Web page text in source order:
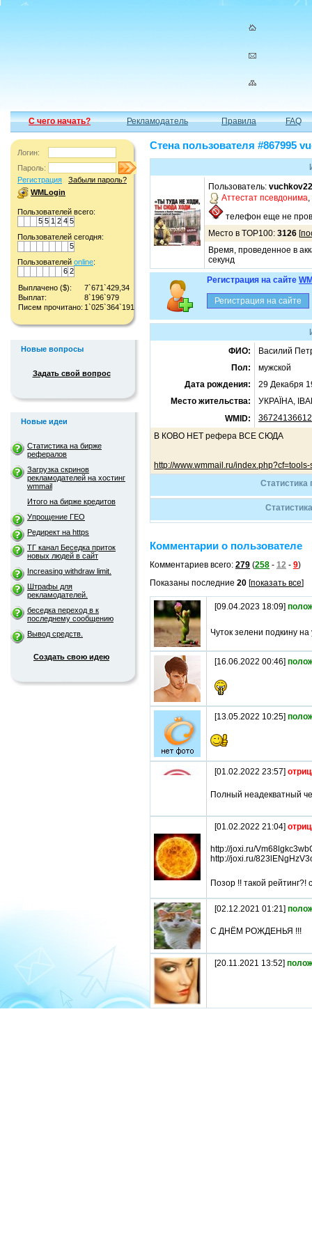
С чего начать? Рекламодатель Правила FAQ
Логин:
Пароль:
Регистрация
Забыли пароль?
WMLogin
Пользователей всего:
5 5 1 2 4 5
Пользователей сегодня:
5
Пользователей online:
6 2
Выплачено ($):
7`671`429,34
Выплат:
8`196`979
Писем прочитано: 1`025`364`191
Новые вопросы
Задать свой вопрос
Новые идеи
Статистика на бирже
рефералов
Загрузка скринов
рекламодателей на хостинг
wmmail
Итого на бирже кредитов
Упрощение ГЕО
Редирект на https
ТГ канал Беседка приток
новых людей в сайт
Increasing withdraw limit.
Штрафы для
рекламодателей.
беседка переход в к
последнему сообщению
Вывод средств.
Создать свою идею
Стена пользователя #867995
Пользователь: vuchkov22
Аттестат псевдонима
телефон еще не
Место в TOP100: 3126 [
Время, проведенное в
секунд
Регистрация на сайте
ФИО:
Василий
Пол:
мужской
Дата рождения:
29 Декабря
Место жительства:
УКРАЇНА,
WMID:
В КОВО НЕТ рефера ВСЕ СЮДА
http://www.wmmail.ru/
Статистика
Комментарии о пользователе
Комментариев всего: 279 (258 - 12 - 9)
Показаны последние 20 [показать все]
[09.04.2023 18:09]
Чуток зелени подкину на
[16.06.2022 00:46]
[13.05.2022 10:25]
[01.02.2022 23:57]
Полный неадекватный
[01.02.2022 21:04]
http://joxi.ru/
http://joxi.ru/
Позор !! такой
[02.12.2021 01:21]
С ДНЁМ РОЖДЕНЬЯ !!!
[20.11.2021 13:52]